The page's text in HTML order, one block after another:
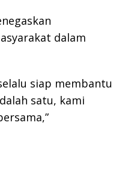
dalam
siap membantu
satu, kami